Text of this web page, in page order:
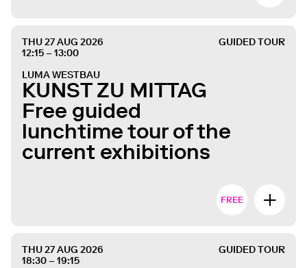
THU 27 AUG 2026
12:15 – 13:00
GUIDED TOUR
LUMA WESTBAU
KUNST ZU MITTAG
Free guided
lunchtime tour of the
current exhibitions
FREE
THU 27 AUG 2026
18:30 – 19:15
GUIDED TOUR